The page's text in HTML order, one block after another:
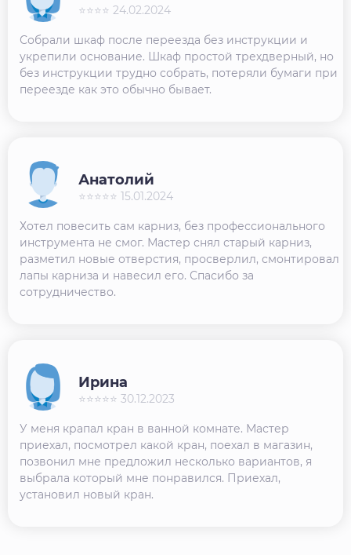
Собрали шкаф после переезда без инструкции и
укрепили основание. Шкаф простой трехдверный, но
без инструкции трудно собрать, потеряли бумаги при
переезде как это обычно бывает.
⭐⭐⭐⭐ 24.02.2024
Хотел повесить сам карниз, без профессионального
инструмента не смог. Мастер снял старый карниз,
разметил новые отверстия, просверлил, смонтировал
лапы карниза и навесил его. Спасибо за
сотрудничество.
Анатолий
⭐⭐⭐⭐⭐ 15.01.2024
У меня крапал кран в ванной комнате. Мастер
приехал, посмотрел какой кран, поехал в магазин,
позвонил мне предложил несколько вариантов, я
выбрала который мне понравился. Приехал,
установил новый кран.
Ирина
⭐⭐⭐⭐⭐ 30.12.2023